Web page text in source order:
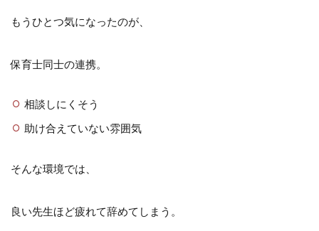
もうひとつ気になったのが、
保育士同士の連携。
相談しにくそう
助け合えていない雰囲気
そんな環境では、
良い先生ほど疲れて辞めてしまう。